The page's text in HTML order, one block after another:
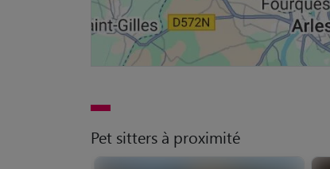
Pet sitters à proximité